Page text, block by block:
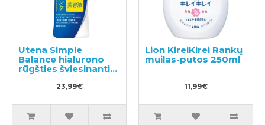
Utena Simple
Balance hialurono
rūgšties šviesinantis
veido losjonas 220ml
23,99€
Lion KireiKirei Rankų
muilas-putos 250ml
11,99€